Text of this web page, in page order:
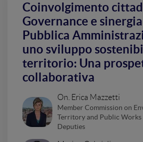
Coinvolgimento
Governance e
Pubblica
uno sviluppo
territorio: Una
collaborativa
On. Erica Mazzetti
Member Commission on
Territory and Public Works
Deputies